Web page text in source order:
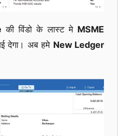
की विंडो के लास्ट मे MSME
देगा। अब हमे New Ledger